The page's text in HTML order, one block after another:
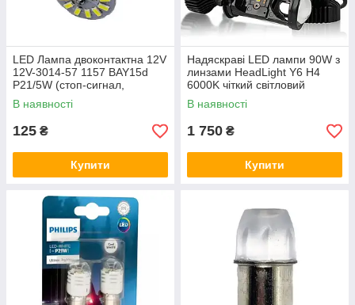
LED Лампа двоконтактна 12V
12V-3014-57 1157 BAY15d
P21/5W (cтоп-сигнал,
габарити, повороти)
В наявності
125 ₴
Купити
Надяскраві LED лампи 90W з
линзами HeadLight Y6 H4
6000K чіткий світловий
кордон (з вентилятором)
В наявності
1 750 ₴
Купити